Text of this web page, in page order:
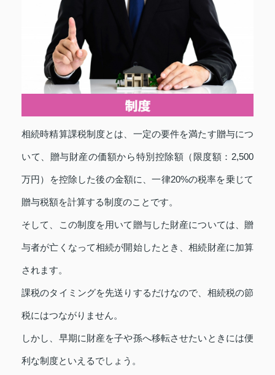
相続時精算課税制度とは、一定の要件を満たす贈与につ
いて、贈与財産の価額から特別控除額（限度額：2,500
万円）を控除した後の金額に、一律20%の税率を乗じて
贈与税額を計算する制度のことです。
そして、この制度を用いて贈与した財産については、贈
与者が亡くなって相続が開始したとき、相続財産に加算
されます。
課税のタイミングを先送りするだけなので、相続税の節
税にはつながりません。
しかし、早期に財産を子や孫へ移転させたいときには便
利な制度といえるでしょう。